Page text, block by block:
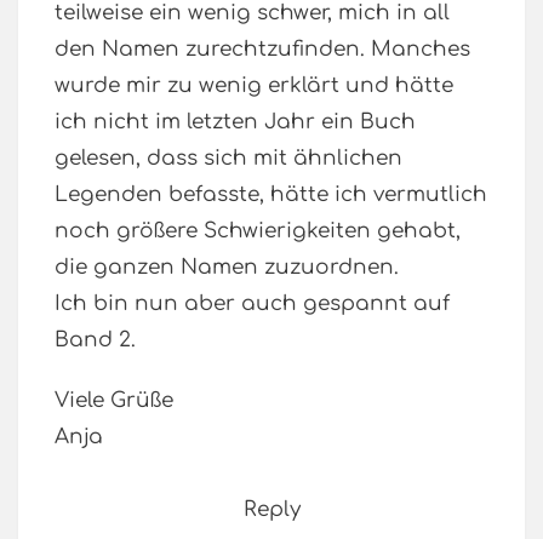
teilweise ein wenig schwer, mich in all
den Namen zurechtzufinden. Manches
wurde mir zu wenig erklärt und hätte
ich nicht im letzten Jahr ein Buch
gelesen, dass sich mit ähnlichen
Legenden befasste, hätte ich vermutlich
noch größere Schwierigkeiten gehabt,
die ganzen Namen zuzuordnen.
Ich bin nun aber auch gespannt auf
Band 2.
Viele Grüße
Anja
Reply